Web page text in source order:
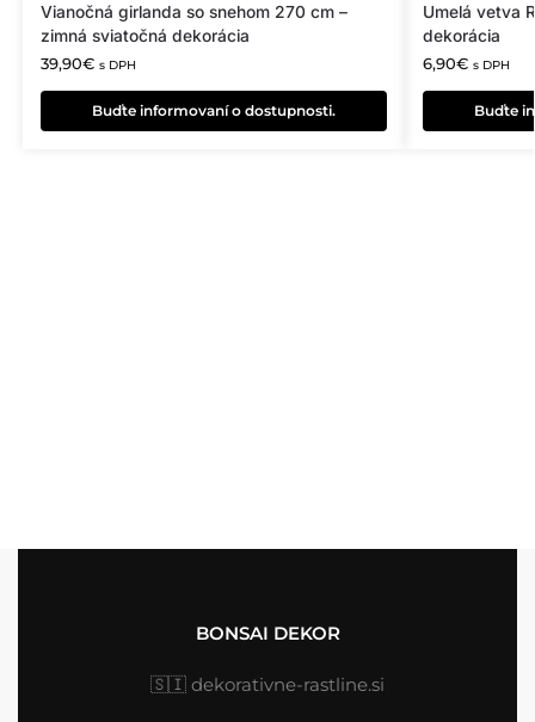
Vianočná girlanda so snehom 270 cm –
zimná sviatočná dekorácia
39,90€ s DPH
Buďte informovaní o dostupnosti.
Umelá vetva
dekorácia
6,90€ s DPH
Buďte
BONSAI DEKOR
🇸🇮 dekorativne-rastline.si